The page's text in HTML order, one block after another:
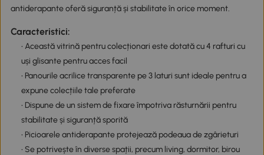
antiderapante oferă siguranță și stabilitate în orice moment.
Caracteristici:
• Această vitrină pentru colecționari este dotată cu 4 rafturi cu
uși glisante pentru acces facil
• Panourile acrilice transparente pe 3 laturi sunt ideale pentru a
expune colecțiile tale preferate
• Dispune de un sistem de fixare împotriva răsturnării pentru
stabilitate și siguranță sporită
• Picioarele antiderapante protejează podeaua de zgârieturi
• Se potrivește în diverse spații, precum living, dormitor, birou